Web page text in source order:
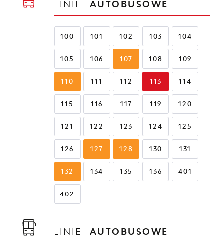
LINIE AUTOBUSOWE
100 101 102 103 104
105 106 107 108 109
110 111 112 113 114
115 116 117 119 120
121 122 123 124 125
126 127 128 130 131
132 134 135 136 401
402
LINIE AUTOBUSOWE